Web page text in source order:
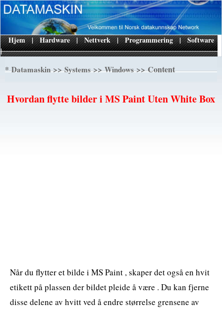
|
Hjem | Hardware | Nettverk | Programmering | Software
*Datamaskin>>Systems>>Windows>> Content
Hvordan flytte bilder i MS Paint Uten White Box
Når du flytter et bilde i MS Paint , skaper det også en hvit
etikett på plassen der bildet pleide å være . Du kan fjerne
disse delene av hvitt ved å endre størrelse grensene av